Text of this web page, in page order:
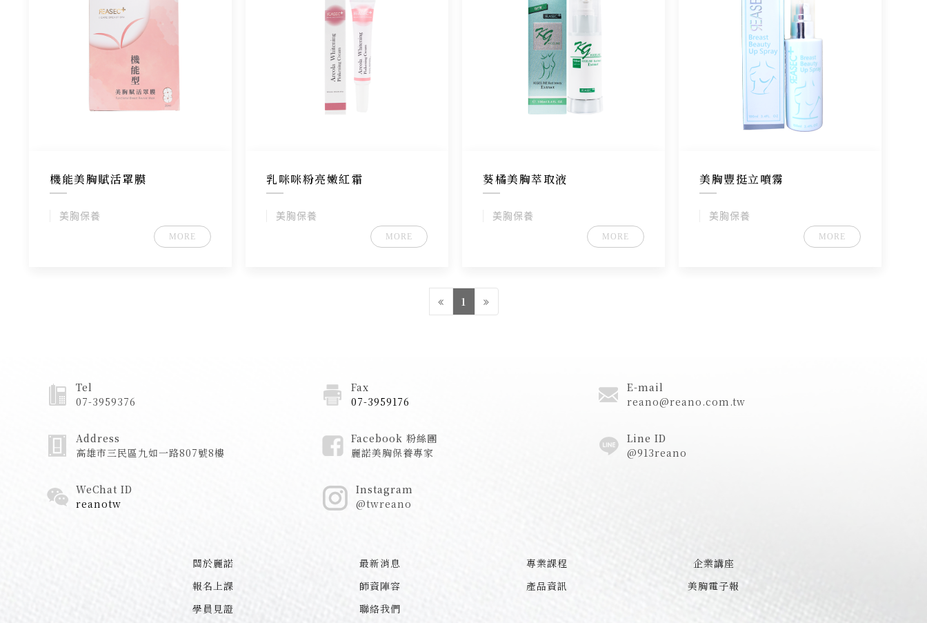
機能美胸賦活罩膜
美胸保養
MORE
乳咪咪粉亮嫩紅霜
美胸保養
MORE
葵橘美胸萃取液
美胸保養
MORE
美胸豐挺立噴霧
美胸保養
MORE
1
Tel
07-3959376
Fax
07-3959176
E-mail
reano@reano.com.tw
Address
高雄市三民區九如一路807號8樓
Facebook 粉絲團
麗諾美胸保養專家
Line ID
@913reano
WeChat ID
reanotw
Instagram
@twreano
關於麗諾 最新消息 專業課程
企業講座
報名上課
師資陣容 產品資訊
美胸電子報
學員見證
聯絡我們